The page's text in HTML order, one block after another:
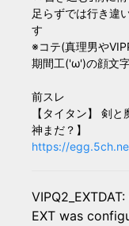
足らずでは行き違
す
※コテ(真理男や
期間工('ω')の顔文
前スレ
【タイタン】 剣
神まだ？】
https://
EXT was